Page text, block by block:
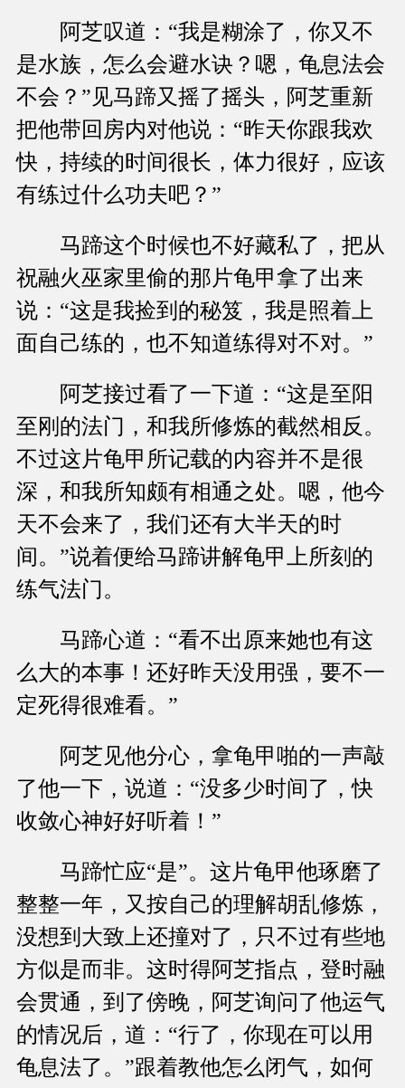
阿芝叹道：“我是糊涂了，你又不
是水族，怎么会避水诀？嗯，龟息法会
不会？”见马蹄又摇了摇头，阿芝重新
把他带回房内对他说：“昨天你跟我欢
快，持续的时间很长，体力很好，应该
有练过什么功夫吧？”
马蹄这个时候也不好藏私了，把从
祝融火巫家里偷的那片龟甲拿了出来
说：“这是我捡到的秘笈，我是照着上
面自己练的，也不知道练得对不对。”
阿芝接过看了一下道：“这是至阳
至刚的法门，和我所修炼的截然相反。
不过这片龟甲所记载的内容并不是很
深，和我所知颇有相通之处。嗯，他今
天不会来了，我们还有大半天的时
间。”说着便给马蹄讲解龟甲上所刻的
练气法门。
马蹄心道：“看不出原来她也有这
么大的本事！还好昨天没用强，要不一
定死得很难看。”
阿芝见他分心，拿龟甲啪的一声敲
了他一下，说道：“没多少时间了，快
收敛心神好好听着！”
马蹄忙应“是”。这片龟甲他琢磨了
整整一年，又按自己的理解胡乱修炼，
没想到大致上还撞对了，只不过有些地
方似是而非。这时得阿芝指点，登时融
会贯通，到了傍晚，阿芝询问了他运气
的情况后，道：“行了，你现在可以用
龟息法了。”跟着教他怎么闭气，如何